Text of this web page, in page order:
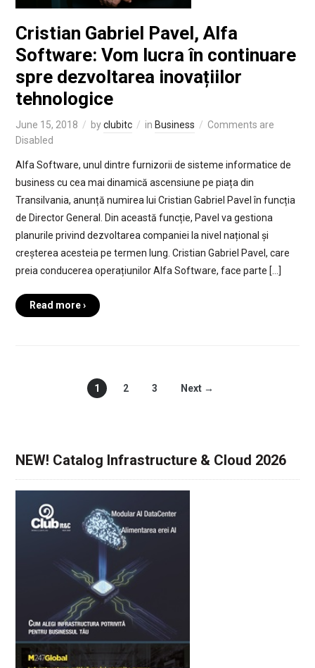
Cristian Gabriel Pavel, Alfa
Software: Vom lucra în continuare
spre dezvoltarea inovațiilor
tehnologice
June 15, 2018 byclubitc in Business
Comments are
Disabled
Alfa Software, unul dintre furnizorii de sisteme informatice de
business cu cea mai dinamică ascensiune pe piața din
Transilvania, anunță numirea lui Cristian Gabriel Pavel în funcția
de Director General. Din această funcție, Pavel va gestiona
planurile privind dezvoltarea companiei la nivel național și
creșterea acesteia pe termen lung. Cristian Gabriel Pavel, care
preia conducerea operațiunilor Alfa Software, face parte […]
Read more ›
1 2 3 Next →
NEW! Catalog Infrastructure & Cloud 2026